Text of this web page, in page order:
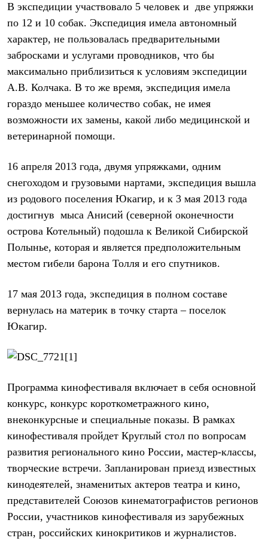
Куртки
Брюки
Утепленная синтетикой
Комбинезоны
Куртки
Брюки
Лёгкая одежда
Футболки
Брюки
Софтшелл одежда
Флисовая одежда
Брюки
Комбинезоны
Термобелье
Комплект термобелья
Снаряжение
Палатки и тенты
Палатки
Аксессуары для палаток
Экспедиционные
Альпинистские
Городские
Спальные мешки
Пуховые
С синтетическим утеплителем
Аксессуары для спальников
Сумки и баулы
Сумки
Гермомешки
Полезные аксессуары
Книги
Еда
Обувь
Женская обувь
Сапоги
Ботинки
В экспедиции участвовало 5 человек и две упряжки
по 12 и 10 собак. Экспедиция имела автономный
характер, не пользовалась предварительными
забросками и услугами проводников, что бы
максимально приблизиться к условиям экспедиции
А.В. Колчака. В то же время, экспедиция имела
гораздо меньшее количество собак, не имея
возможности их замены, какой либо медицинской и
ветеринарной помощи.
16 апреля 2013 года, двумя упряжками, одним
снегоходом и грузовыми нартами, экспедиция вышла
из родового поселения Юкагир, и к 3 мая 2013 года
достигнув мыса Анисий (северной оконечности
острова Котельный) подошла к Великой Сибирской
Полынье, которая и является предположительным
местом гибели барона Толля и его спутников.
17 мая 2013 года, экспедиция в полном составе
вернулась на материк в точку старта – поселок
Юкагир.
Программа кинофестиваля включает в себя основной
конкурс, конкурс короткометражного кино,
внеконкурсные и специальные показы. В рамках
кинофестиваля пройдет Круглый стол по вопросам
развития регионального кино России, мастер-классы,
творческие встречи. Запланирован приезд известных
кинодеятелей, знаменитых актеров театра и кино,
представителей Союзов кинематографистов регионов
России, участников кинофестиваля из зарубежных
стран, российских кинокритиков и журналистов.